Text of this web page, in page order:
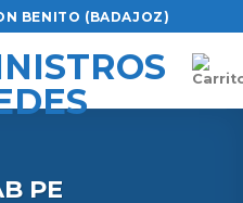
BENITO (BADAJOZ)
PE